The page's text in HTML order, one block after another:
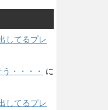
してるプレ
・・・・
に
してるプレ